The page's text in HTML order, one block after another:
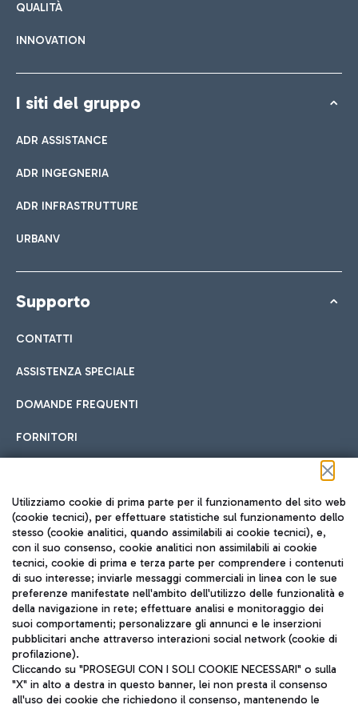
QUALITÀ
INNOVATION
I siti del gruppo
ADR ASSISTANCE
ADR INGEGNERIA
ADR INFRASTRUTTURE
URBANV
Supporto
CONTATTI
ASSISTENZA SPECIALE
DOMANDE FREQUENTI
FORNITORI
Seguici sui social
TRAVEL JOURNAL
ITA
Utilizziamo cookie di prima parte per il funzionamento del sito web
(cookie tecnici), per effettuare statistiche sul funzionamento dello
stesso (cookie analitici, quando assimilabili ai cookie tecnici), e,
con il suo consenso, cookie analitici non assimilabili ai cookie
tecnici, cookie di prima e terza parte per comprendere i contenuti
di suo interesse; inviarle messaggi commerciali in linea con le sue
preferenze manifestate nell'ambito dell'utilizzo delle funzionalità e
della navigazione in rete; effettuare analisi e monitoraggio dei
suoi comportamenti; personalizzare gli annunci e le inserzioni
pubblicitari anche attraverso interazioni social network (cookie di
profilazione).
Cliccando su "PROSEGUI CON I SOLI COOKIE NECESSARI" o sulla
"X" in alto a destra in questo banner, lei non presta il consenso
all'uso dei cookie che richiedono il consenso, mantenendo le